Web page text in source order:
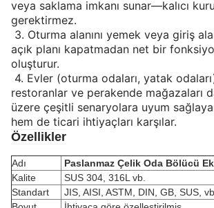
veya saklama imkanı sunar—kalıcı
gerektirmez.
3. Oturma alanını yemek veya giriş
açık planı kapatmadan net bir
oluşturur.
4. Evler (oturma odaları, yatak
restoranlar ve perakende mağazaları
üzere çeşitli senaryolara uyum
hem de ticari ihtiyaçları karşılar.
Özellikler
Adı
Paslanmaz Çelik Oda Bölücü
Kalite
SUS 304, 316L vb.
Standart
JIS, AISI, ASTM, DIN, GB, SUS, vb.